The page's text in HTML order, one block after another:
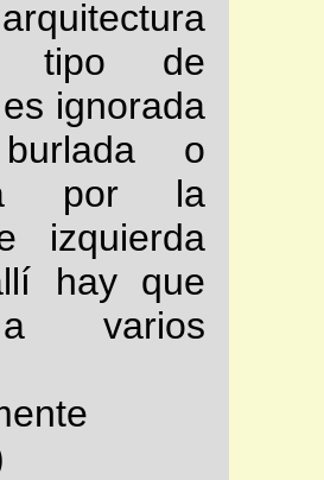
tipo de
ignorada
o
por la
izquierda
hay que
varios